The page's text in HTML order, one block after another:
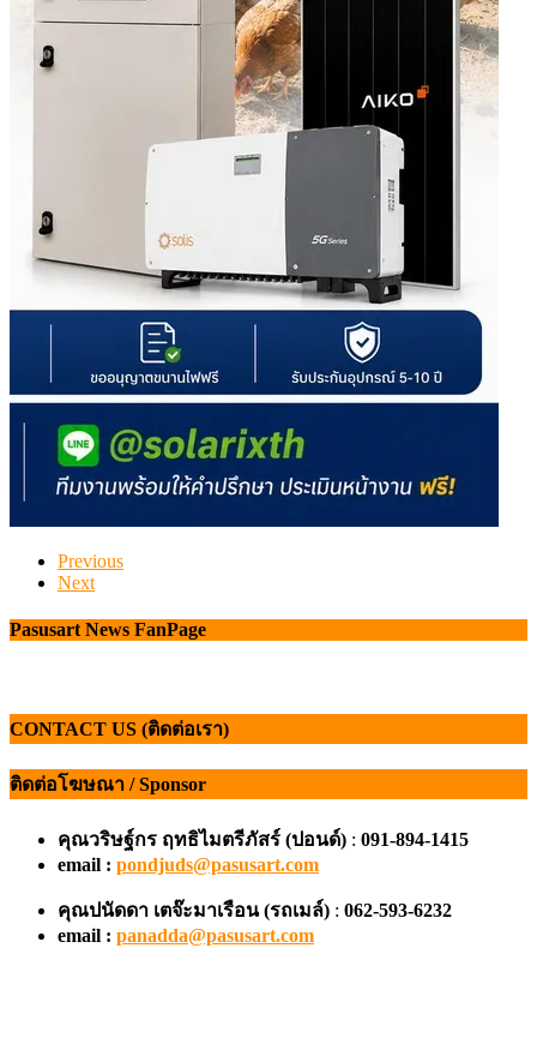
Previous
Next
Pasusart News FanPage
CONTACT US (ติดต่อเรา)
ติดต่อโฆษณา / Sponsor
คุณวริษฐ์กร ฤทธิไมตรีภัสร์ (ปอนด์) : 091-894-1415
email : pondjuds@pasusart.com
คุณปนัดดา เตจ๊ะมาเรือน (รถเมล์) : 062-593-6232
email : panadda@pasusart.com